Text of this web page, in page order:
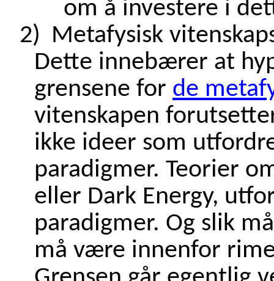
om å investere i
2) Metafysisk
Dette innebærer at
grensene for de
vitenskapen
ikke ideer som
paradigmer. Teorier
eller Dark Energy,
paradigmer. Og slik
må være innenfor